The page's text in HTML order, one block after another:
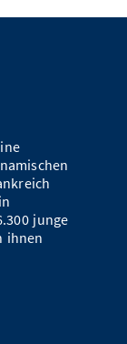
junge
ihnen